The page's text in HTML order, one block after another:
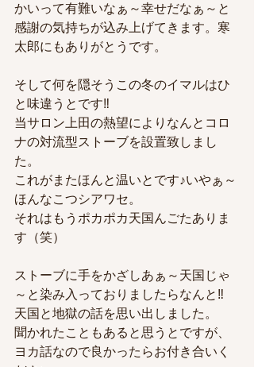
かいって有難いなぁ～幸せだなぁ～と
感謝の気持ちが込み上げてきます。寒
太郎にもありがとうです。
そして何を隠そうこの冬のイマルはひ
と味違うとです‼
当サロン上田の熱望によりなんとコロ
ナの対流型ストーブを設置致しまし
た。
これがまたほんと温いとです♪いやぁ～
ほんなこつシアワセ。
それはもうポカポカ天国んごたありま
す（笑）
ストーブに手をかざしあぁ～天国じゃ
～と染み入っておりましたらなんと‼
天国と地獄の話を思い出しました。
聞かれたこともあると思うとですが、
ヨカ話なので良かったらお付き合いく